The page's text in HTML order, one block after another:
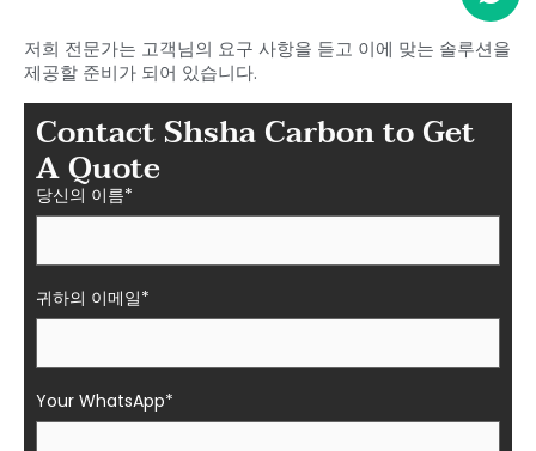
저희 전문가는 고객님의 요구 사항을 듣고 이에 맞는 솔루션을
제공할 준비가 되어 있습니다.
Contact Shsha Carbon to Get
A Quote
당신의 이름*
귀하의 이메일*
Your WhatsApp*